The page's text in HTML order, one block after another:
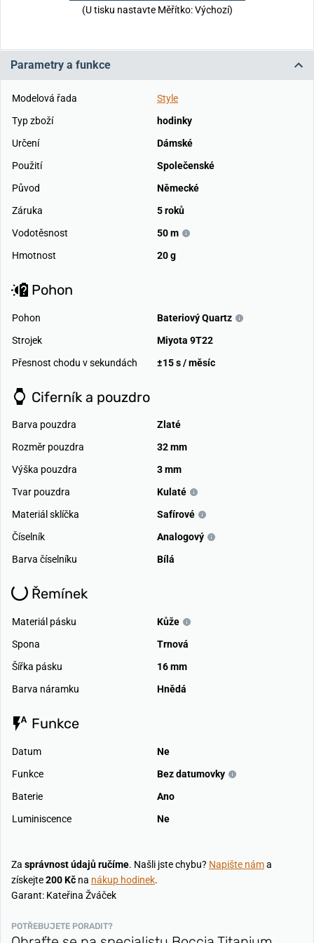
(U tisku nastavte Měřítko: Výchozí)
Parametry a funkce
Modelová řada
Style
Typ zboží
hodinky
Určení
Dámské
Použití
Společenské
Původ
Německé
Záruka
5 roků
Vodotěsnost
50 m
Hmotnost
20 g
Pohon
Pohon
Bateriový Quartz
Strojek
Miyota 9T22
Přesnost chodu v sekundách
±15 s / měsíc
Ciferník a pouzdro
Barva pouzdra
Zlaté
Rozměr pouzdra
32 mm
Výška pouzdra
3 mm
Tvar pouzdra
Kulaté
Materiál sklíčka
Safírové
Číselník
Analogový
Barva číselníku
Bílá
Řemínek
Materiál pásku
Kůže
Spona
Trnová
Šířka pásku
16 mm
Barva náramku
Hnědá
Funkce
Datum
Ne
Funkce
Bez datumovky
Baterie
Ano
Luminiscence
Ne
Za správnost údajů ručíme. Našli jste chybu? Napište náma
získejte200 Kč na nákup hodinek.
Garant: Kateřina Žváček
POTŘEBUJETE PORADIT?